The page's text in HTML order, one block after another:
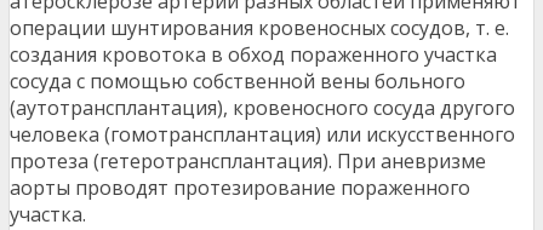
операции шунтирования кровеносных сосудов, т. е.
создания кровотока в обход пораженного участка
сосуда с помощью собственной вены больного
(аутотрансплантация), кровеносного сосуда другого
человека (гомотрансплантация) или искусственного
протеза (гетеротрансплантация). При аневризме
аорты проводят протезирование пораженного
участка.